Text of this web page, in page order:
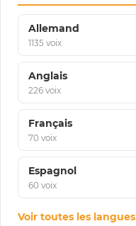
Allemand
1135 voix
Anglais
226 voix
Français
70 voix
Espagnol
60 voix
Voir toutes les langues